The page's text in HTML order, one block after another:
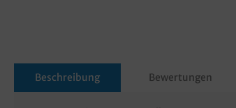
Beschreibung Bewertungen